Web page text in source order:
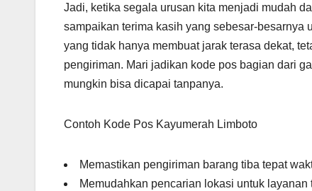
Jadi, ketika segala urusan kita menjadi mudah
sampaikan terima kasih yang sebesar-besarnya
yang tidak hanya membuat jarak terasa dekat,
pengiriman. Mari jadikan kode pos bagian dari
mungkin bisa dicapai tanpanya.
Contoh Kode Pos Kayumerah Limboto
Memastikan pengiriman barang tiba tepat
Memudahkan pencarian lokasi untuk layanan